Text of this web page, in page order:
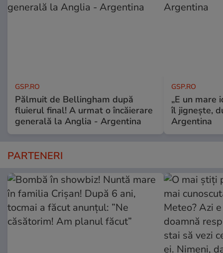
GSP.RO
Pălmuit de Bellingham după
fluierul final! A urmat o încăierare
generală la Anglia - Argentina
GSP.RO
„E un mare
îl jignește,
Argentina
PARTENERI